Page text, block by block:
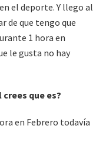
el deporte. Y llego al
de que tengo que
1 hora en
le gusta no hay
que es?
en Febrero todavía